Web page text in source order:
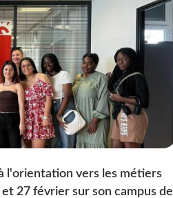
l'orientation vers les métiers
27 février sur son campus de